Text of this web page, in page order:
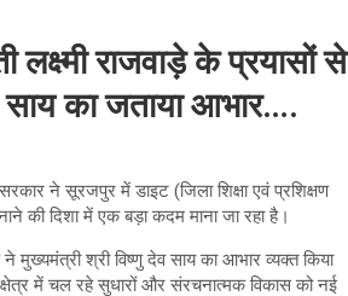
लक्ष्मी राजवाड़े के प्रयासों से
साय का जताया आभार….
ने सूरजपुर में डाइट (जिला शिक्षा एवं प्रशिक्षण
की दिशा में एक बड़ा कदम माना जा रहा है।
मुख्यमंत्री श्री विष्णु देव साय का आभार व्यक्त किया
में चल रहे सुधारों और संरचनात्मक विकास को नई